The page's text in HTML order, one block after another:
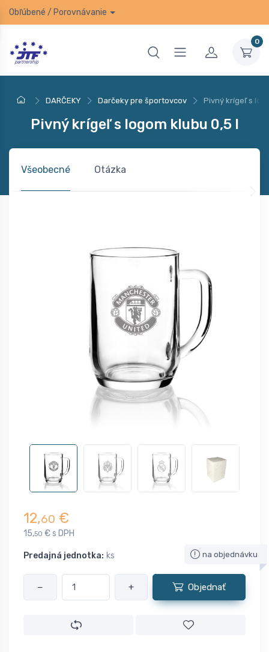
Obľúbené / Porovnávanie
0
DARČEKY Darčeky pre športovcov Pivný krígeľ s
Pivný krígeľ s logom klubu 0,5 l
Všeobecné Otázka
12,60 €
15,50 € s DPH
Predajná jednotka: ks na objednávku
− + Objednať